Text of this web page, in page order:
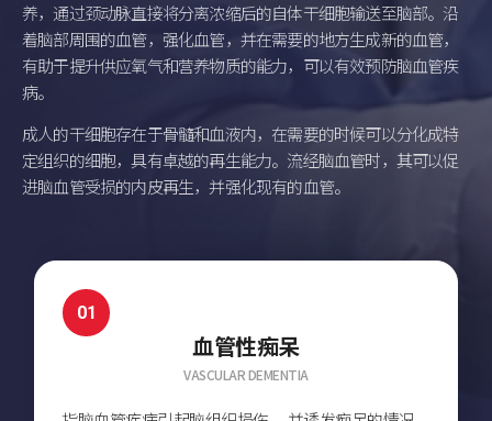
养，通过颈动脉直接将分离浓缩后的自体干细胞输送至脑部。沿
着脑部周围的血管，强化血管，并在需要的地方生成新的血管，
有助于提升供应氧气和营养物质的能力，可以有效预防脑血管疾
病。
成人的干细胞存在于骨髓和血液内，在需要的时候可以分化成特
定组织的细胞，具有卓越的再生能力。流经脑血管时，其可以促
进脑血管受损的内皮再生，并强化现有的血管。
01
血管性痴呆
VASCULAR DEMENTIA